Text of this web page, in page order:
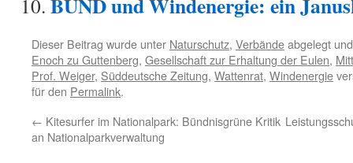
Dieser Beitrag wurde unter Naturschutz, Verbändeabgelegt
Enoch zu Guttenberg, Gesellschaft zur Erhaltung der Eulen,
Prof. Weiger, Süddeutsche Zeitung, Wattenrat, Windenergie
für den Permalink.
← Kitesurfer im Nationalpark: Bündnisgrüne Kritik
an Nationalparkverwaltung